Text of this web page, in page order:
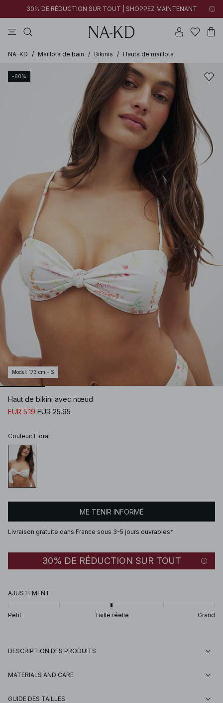
30% DE RÉDUCTION SUR TOUT | SHOPPEZ MAINTENANT
NA-KD / Maillots de bain / Bikinis / Hauts de maillots
-80%
Model : 173 cm - S
Haut de bikini avec nœud
EUR 5.19 EUR 25.95
Couleur: Floral
ME TENIR INFORMÉ
Livraison gratuite dans France sous 3-5 jours ouvrables*
30% DE RÉDUCTION SUR TOUT
AJUSTEMENT
Petit Taille réelle Grand
DESCRIPTION DES PRODUITS
MATERIALS AND CARE
GUIDE DES TAILLES